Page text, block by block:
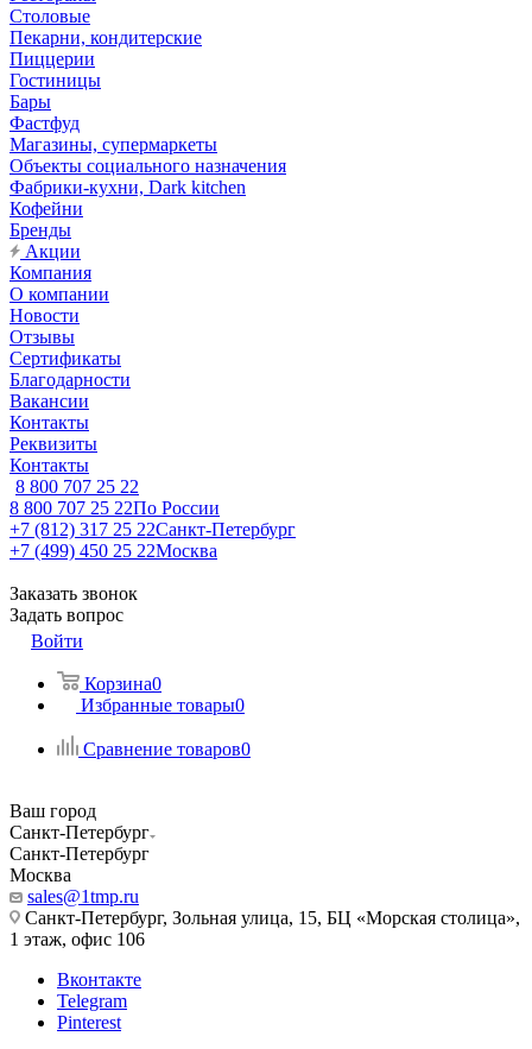
Столовые
Пекарни, кондитерские
Пиццерии
Гостиницы
Бары
Фастфуд
Магазины, супермаркеты
Объекты социального назначения
Фабрики-кухни, Dark kitchen
Кофейни
Бренды
Акции
Компания
О компании
Новости
Отзывы
Сертификаты
Благодарности
Вакансии
Контакты
Реквизиты
Контакты
8 800 707 25 22
8 800 707 25 22По России
+7 (812) 317 25 22Санкт-Петербург
+7 (499) 450 25 22Москва
Заказать звонок
Задать вопрос
Войти
Корзина0
Избранные товары0
Сравнение товаров0
Ваш город
Санкт-Петербург
Санкт-Петербург
Москва
sales@1tmp.ru
Санкт-Петербург, Зольная улица, 15, БЦ «Морская столица»,
1 этаж, офис 106
Вконтакте
Telegram
Pinterest